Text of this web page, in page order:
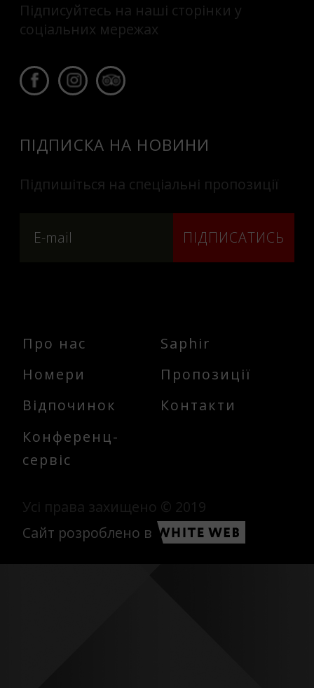
Підписуйтесь на наші сторінки у
соціальних мережах
ПІДПИСКА НА НОВИНИ
Підпишіться на спеціальні пропозиції
ПІДПИСАТИСЬ
Про нас
Номери
Відпочинок
Конференц-
сервіс
Saphir
Пропозиції
Контакти
Усі права захищено © 2019
Сайт розроблено в